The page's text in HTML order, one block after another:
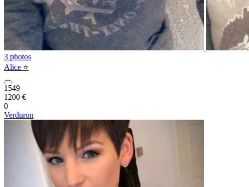
3 photos
Alice ⭐️
1549
1200 €
0
Verduron